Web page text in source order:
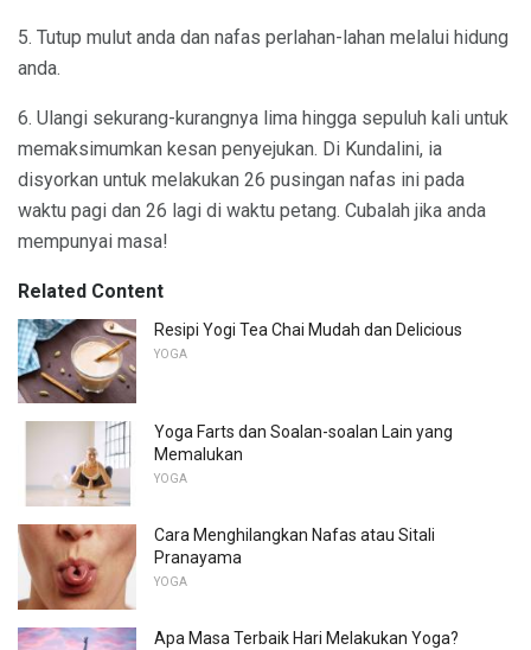
5. Tutup mulut anda dan nafas perlahan-lahan melalui hidung
anda.
6. Ulangi sekurang-kurangnya lima hingga sepuluh kali untuk
memaksimumkan kesan penyejukan. Di Kundalini, ia
disyorkan untuk melakukan 26 pusingan nafas ini pada
waktu pagi dan 26 lagi di waktu petang. Cubalah jika anda
mempunyai masa!
Related Content
Resipi Yogi Tea Chai Mudah dan Delicious
YOGA
Yoga Farts dan Soalan-soalan Lain yang
Memalukan
YOGA
Cara Menghilangkan Nafas atau Sitali
Pranayama
YOGA
Apa Masa Terbaik Hari Melakukan Yoga?